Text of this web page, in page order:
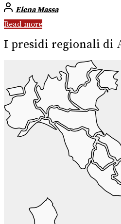
Elena Massa
Read more
I presidi regionali di